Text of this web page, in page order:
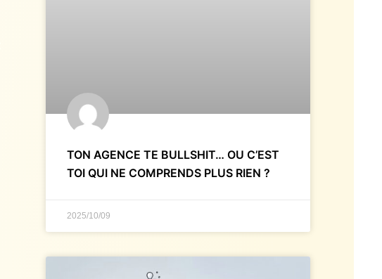
TON AGENCE TE BULLSHIT… OU C’EST
TOI QUI NE COMPRENDS PLUS RIEN ?
2025/10/09